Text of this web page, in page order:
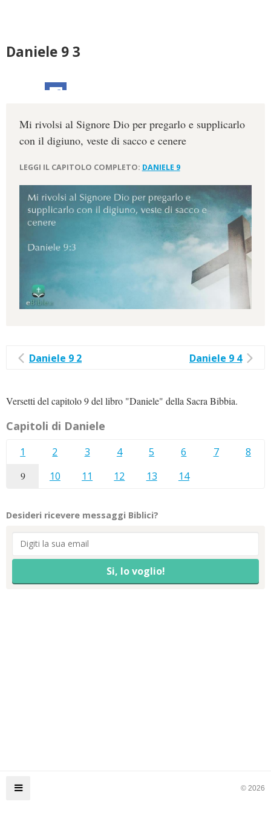
Daniele 9 3
Mi rivolsi al Signore Dio per pregarlo e supplicarlo
con il digiuno, veste di sacco e cenere
LEGGI IL CAPITOLO COMPLETO: DANIELE 9
Daniele 9 2 Daniele 9 4
Versetti del capitolo 9 del libro "Daniele" della Sacra Bibbia.
Capitoli di Daniele
1 2 3 4 5 6 7 8
9 10 11 12 13 14
Desideri ricevere messaggi Biblici?
© 2026